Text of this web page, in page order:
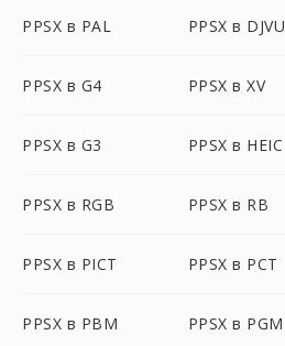
PPSX в PAL PPSX в DJVU
PPSX в G4 PPSX в XV
PPSX в G3 PPSX в HEIC
PPSX в RGB PPSX в RB
PPSX в PICT PPSX в PCT
PPSX в PBM PPSX в PGM